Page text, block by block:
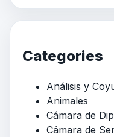
Categories
Análisis y
Animales
Cámara de
Cámara de